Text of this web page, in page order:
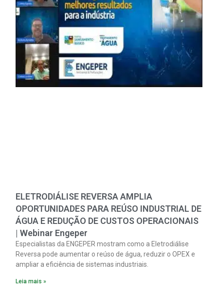
ELETRODIÁLISE REVERSA AMPLIA
OPORTUNIDADES PARA REÚSO INDUSTRIAL DE
ÁGUA E REDUÇÃO DE CUSTOS OPERACIONAIS
| Webinar Engeper
Especialistas da ENGEPER mostram como a Eletrodiálise
Reversa pode aumentar o reúso de água, reduzir o OPEX e
ampliar a eficiência de sistemas industriais.
Leia mais »